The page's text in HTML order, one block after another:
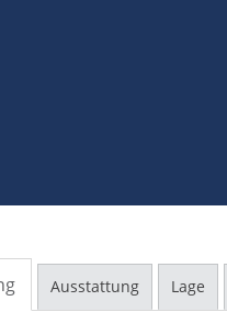
Ausstattung Lage